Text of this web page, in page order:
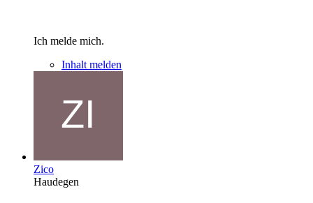
Ich melde mich.
Inhalt melden
Zico
Haudegen